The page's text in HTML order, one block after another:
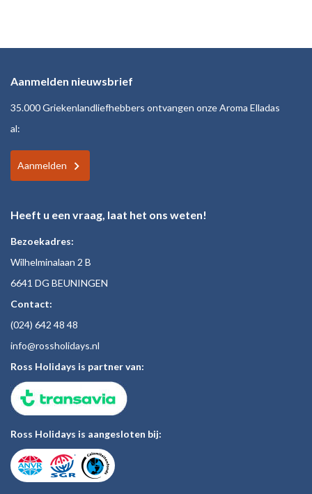
Aanmelden nieuwsbrief
35.000 Griekenlandliefhebbers ontvangen onze Aroma Elladas
al:
Aanmelden
Heeft u een vraag, laat het ons weten!
Bezoekadres:
Wilhelminalaan 2 B
6641 DG BEUNINGEN
Contact:
(024) 642 48 48
info@rossholidays.nl
Ross Holidays is partner van:
Ross Holidays is aangesloten bij: